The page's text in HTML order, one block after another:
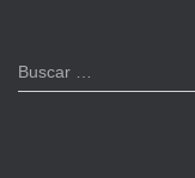
B
u
Buscar …